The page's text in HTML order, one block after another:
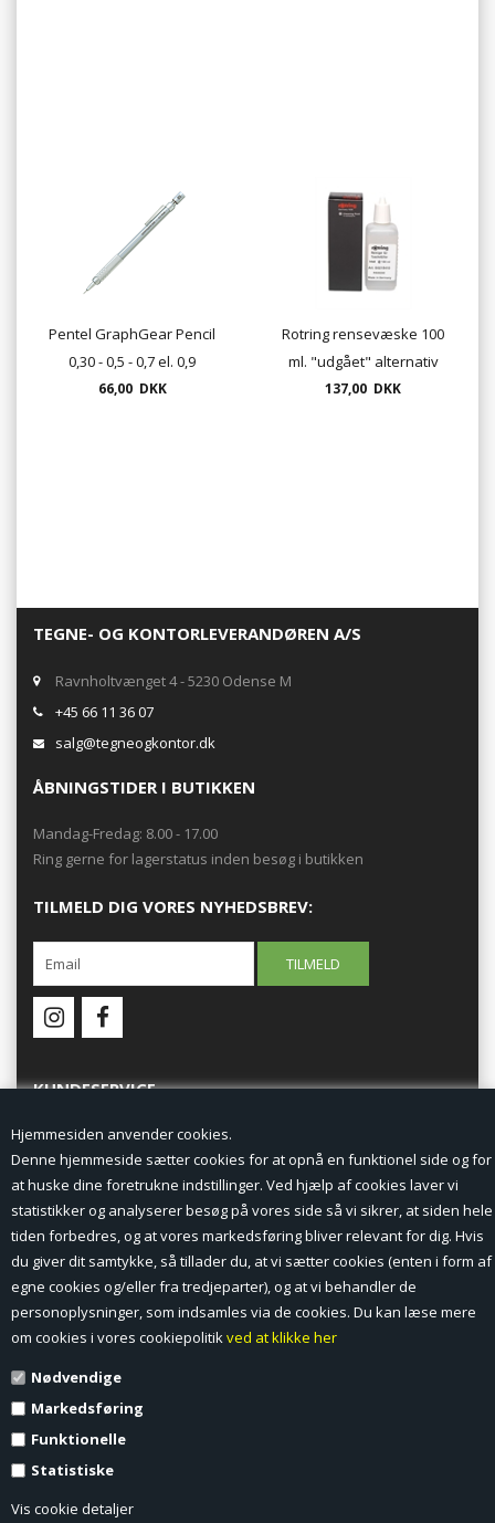
Hjemmesiden anvender cookies.
Denne hjemmeside sætter cookies for at opnå en funktionel side og for
at huske dine foretrukne indstillinger. Ved hjælp af cookies laver vi
statistikker og analyserer besøg på vores side så vi sikrer, at siden hele
tiden forbedres, og at vores markedsføring bliver relevant for dig. Hvis
du giver dit samtykke, så tillader du, at vi sætter cookies (enten i form af
egne cookies og/eller fra tredjeparter), og at vi behandler de
personoplysninger, som indsamles via de cookies. Du kan læse mere
om cookies i vores cookiepolitikved at klikke her
Nødvendige
Markedsføring
Funktionelle
Statistiske
Vis cookie detaljer
Pentel GraphGear Pencil
0,30 - 0,5 - 0,7 el. 0,9
66,00 DKK
Rotring rensevæske 100
ml. "udgået" alternativ
2600PC25
137,00 DKK
TEGNE- OG KONTORLEVERANDØREN A/S
Ravnholtvænget 4 - 5230 Odense M
+45 66 11 36 07
salg@tegneogkontor.dk
ÅBNINGSTIDER I BUTIKKEN
Mandag-Fredag: 8.00 - 17.00
Ring gerne for lagerstatus inden besøg i butikken
TILMELD DIG VORES NYHEDSBREV:
KUNDESERVICE
Forside
Min Konto
Nyheder
Vilkår og betingelser
Profil
Erhverv log ind (B2B)
Kontakt
Favorit